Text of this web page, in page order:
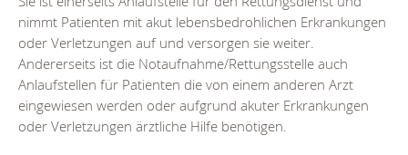
nimmt Patienten mit akut lebensbedrohlichen Erkrankungen
oder Verletzungen auf und versorgen sie weiter.
Andererseits ist die Notaufnahme/Rettungsstelle auch
Anlaufstellen für Patienten die von einem anderen Arzt
eingewiesen werden oder aufgrund akuter Erkrankungen
oder Verletzungen ärztliche Hilfe benötigen.